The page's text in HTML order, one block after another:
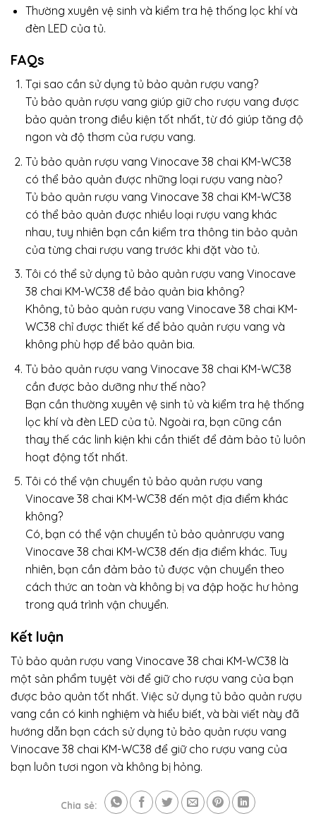
Thường xuyên vệ sinh và kiểm tra hệ thống lọc khí và
đèn LED của tủ.
FAQs
Tại sao cần sử dụng tủ bảo quản rượu vang?
Tủ bảo quản rượu vang giúp giữ cho rượu vang được
bảo quản trong điều kiện tốt nhất, từ đó giúp tăng độ
ngon và độ thơm của rượu vang.
Tủ bảo quản rượu vang Vinocave 38 chai KM-WC38
có thể bảo quản được những loại rượu vang nào?
Tủ bảo quản rượu vang Vinocave 38 chai KM-WC38
có thể bảo quản được nhiều loại rượu vang khác
nhau, tuy nhiên bạn cần kiểm tra thông tin bảo quản
của từng chai rượu vang trước khi đặt vào tủ.
Tôi có thể sử dụng tủ bảo quản rượu vang Vinocave
38 chai KM-WC38 để bảo quản bia không?
Không, tủ bảo quản rượu vang Vinocave 38 chai KM-
WC38 chỉ được thiết kế để bảo quản rượu vang và
không phù hợp để bảo quản bia.
Tủ bảo quản rượu vang Vinocave 38 chai KM-WC38
cần được bảo dưỡng như thế nào?
Bạn cần thường xuyên vệ sinh tủ và kiểm tra hệ thống
lọc khí và đèn LED của tủ. Ngoài ra, bạn cũng cần
thay thế các linh kiện khi cần thiết để đảm bảo tủ luôn
hoạt động tốt nhất.
Tôi có thể vận chuyển tủ bảo quản rượu vang
Vinocave 38 chai KM-WC38 đến một địa điểm khác
không?
Có, bạn có thể vận chuyển tủ bảo quảnrượu vang
Vinocave 38 chai KM-WC38 đến địa điểm khác. Tuy
nhiên, bạn cần đảm bảo tủ được vận chuyển theo
cách thức an toàn và không bị va đập hoặc hư hỏng
trong quá trình vận chuyển.
Kết luận
Tủ bảo quản rượu vang Vinocave 38 chai KM-WC38 là
một sản phẩm tuyệt vời để giữ cho rượu vang của bạn
được bảo quản tốt nhất. Việc sử dụng tủ bảo quản rượu
vang cần có kinh nghiệm và hiểu biết, và bài viết này đã
hướng dẫn bạn cách sử dụng tủ bảo quản rượu vang
Vinocave 38 chai KM-WC38 để giữ cho rượu vang của
bạn luôn tươi ngon và không bị hỏng.
Chia sẻ: